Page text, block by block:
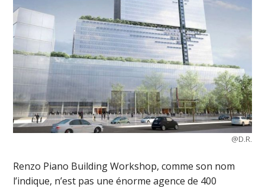
@D.R.
Renzo Piano Building Workshop, comme son nom
l’indique, n’est pas une énorme agence de 400